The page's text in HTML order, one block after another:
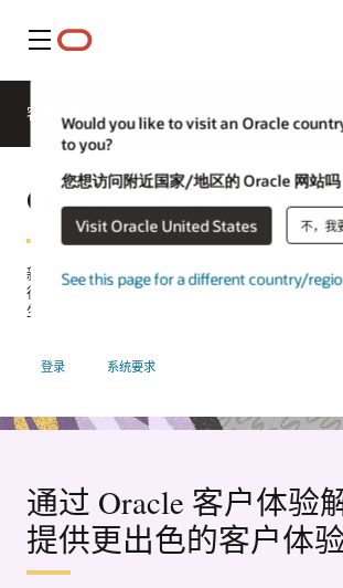
菜单
Would you like to visit an Oracle
to you?
您想访问附近国家/地区的 Oracle 网站吗
Visit Oracle United States 不，我
See this page for a different country/
客户体验
Oracle 托管型 CRM
新版本继续推动 Oracle 对持续卓越的承诺，并且
行轨道上提供增强的特异性和功能，以帮助加快销
生产力和收入。
登录 系统要求
通过 Oracle 客户体验
提供更出色的客户体